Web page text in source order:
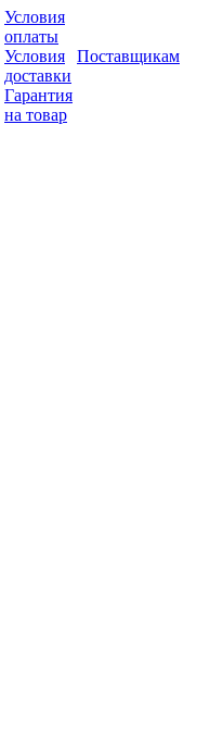
Условия
оплаты
Условия
доставки
Гарантия
на товар
Поставщикам